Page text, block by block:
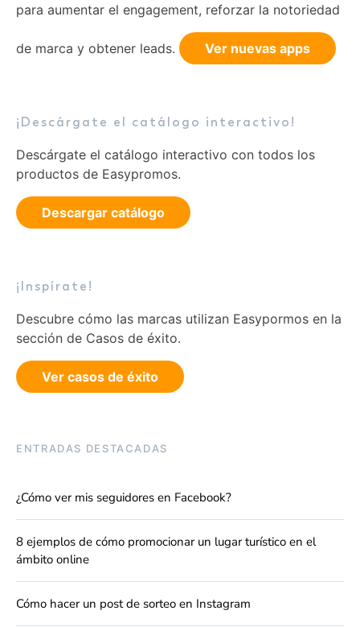
para aumentar el engagement, reforzar la notoriedad
de marca y obtener leads. Ver nuevas apps
¡Descárgate el catálogo interactivo!
Descárgate el catálogo interactivo con todos los
productos de Easypromos.
Descargar catálogo
¡Inspírate!
Descubre cómo las marcas utilizan Easypormos en la
sección de Casos de éxito.
Ver casos de éxito
ENTRADAS DESTACADAS
¿Cómo ver mis seguidores en Facebook?
8 ejemplos de cómo promocionar un lugar turístico en el
ámbito online
Cómo hacer un post de sorteo en Instagram